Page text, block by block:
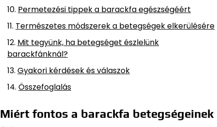
Permetezési tippek a barackfa egészségéért
Természetes módszerek a betegségek elkerülésére
Mit tegyünk, ha betegséget észlelünk
barackfánknál?
Gyakori kérdések és válaszok
Összefoglalás
Miért fontos a barackfa betegségeinek